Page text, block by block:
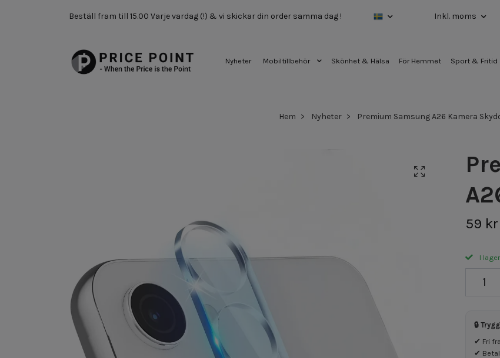
Beställ fram till 15.00 Varje vardag (!) & vi skickar din order samma dag ! Inkl. moms
Nyheter Mobiltillbehör Skönhet & Hälsa För Hemmet Sport & Fritid
Hem Nyheter Premium Samsung A26 Kamera
59 kr
I lager
🔒
✔ Fri
✔